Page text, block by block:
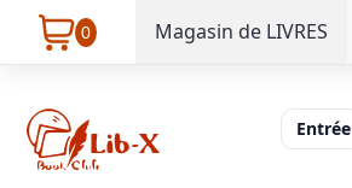
0 Magasin de LIVRES
Entrée